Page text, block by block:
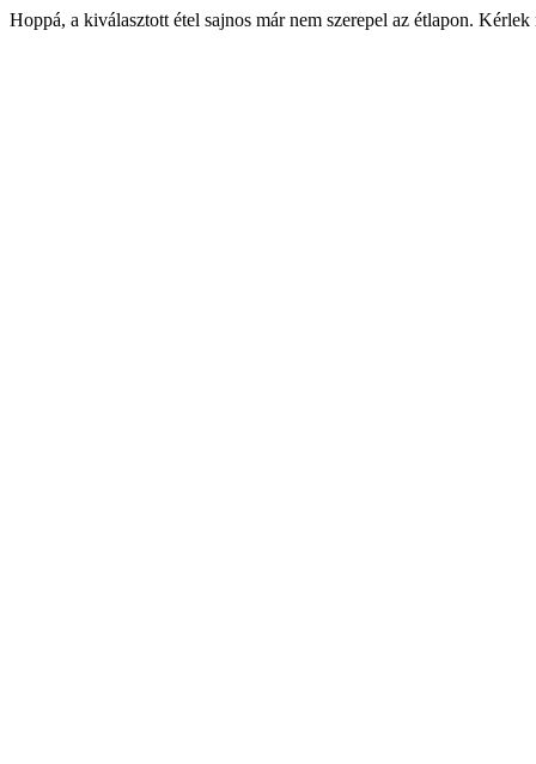
Hoppá, a kiválasztott étel sajnos már nem szerepel az étlapon.